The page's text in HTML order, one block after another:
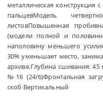
металлическая конструкция
пальцевМодель
листовПовышенная
(модели полной и
наполовину меньшего
30% уменьшает место,
архиве.Глубина сшивания:
№16 (24/6)Фронтальная
скоб Вертикальный